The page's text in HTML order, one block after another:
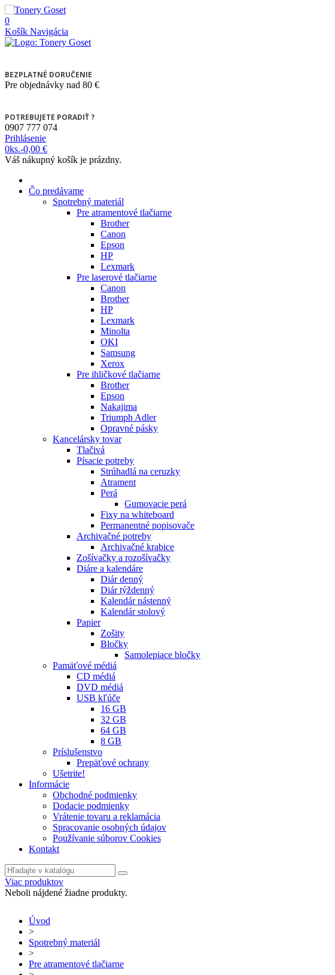
0
Košík Navigácia
BEZPLATNÉ DORUČENIE
Pre objednávky nad 80 €
POTREBUJETE PORADIŤ ?
0907 777 074
Prihlásenie
0ks.-0,00 €
Váš nákupný košík je prázdny.
Čo predávame
Spotrebný materiál
Pre atramentové tlačiarne
Brother
Canon
Epson
HP
Lexmark
Pre laserové tlačiarne
Canon
Brother
HP
Lexmark
Minolta
OKI
Samsung
Xerox
Pre ihličkové tlačiarne
Brother
Epson
Nakajima
Triumph Adler
Opravné pásky
Kancelársky tovar
Tlačivá
Písacie potreby
Strúhadlá na ceruzky
Atrament
Perá
Gumovacie perá
Fixy na whiteboard
Permanentné popisovače
Archivačné potreby
Archivačné krabice
Zošívačky a rozošívačky
Diáre a kalendáre
Diár denný
Diár týždenný
Kalendár nástenný
Kalendár stolový
Papier
Zošity
Bločky
Samolepiace bločky
Pamäťové médiá
CD médiá
DVD médiá
USB kľúče
16 GB
32 GB
64 GB
8 GB
Príslušenstvo
Prepäťové ochrany
Ušetrite!
Informácie
Obchodné podmienky
Dodacie podmienky
Vrátenie tovaru a reklamácia
Spracovanie osobných údajov
Používanie súborov Cookies
Kontakt
Viac produktov
Neboli nájdené žiadne produkty.
Úvod
>
Spotrebný materiál
>
Pre atramentové tlačiarne